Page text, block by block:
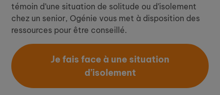
témoin d’une situation de solitude ou d’isolement
chez un senior, Ogénie vous met à disposition des
ressources pour être conseillé.
Je fais face à une situation
d’isolement